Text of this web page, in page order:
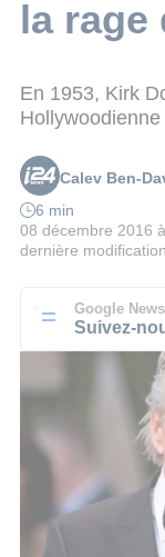
la rage
En 1953, Kirk
Calev Ben-
6 min
08 décembre 2016
dernière modification
Google News
Suivez-